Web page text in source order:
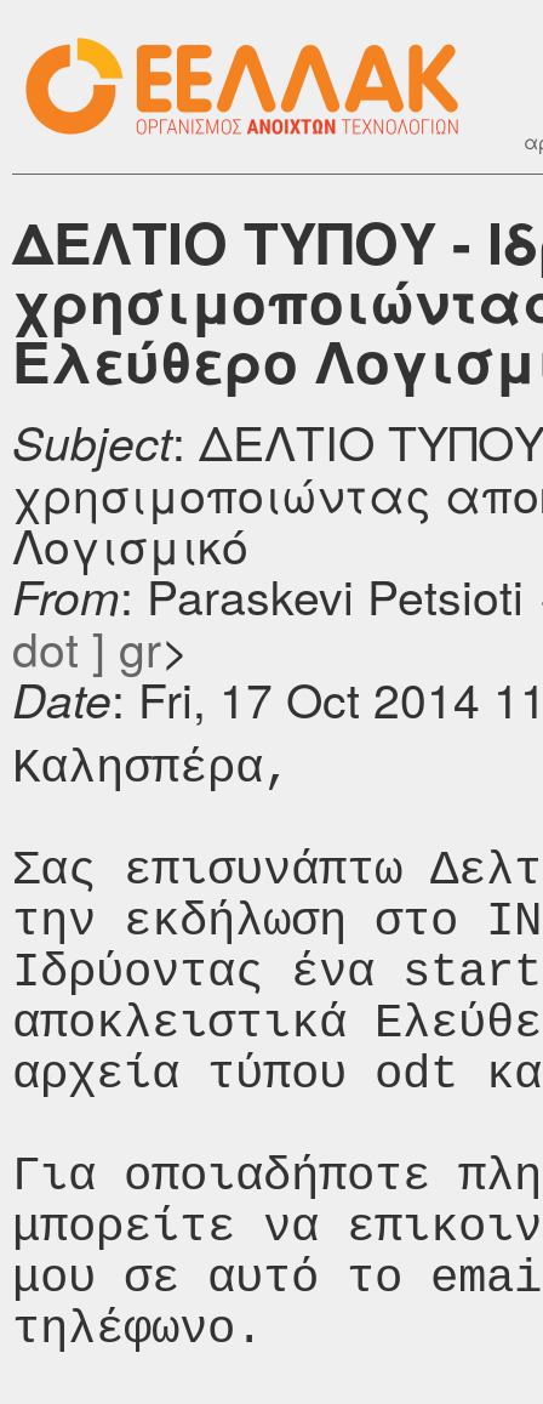
ΔΕΛΤΙΟ ΤΥΠΟΥ -
Ελεύθερο
Subject: ΔΕΛΤΙΟ
χρησιμοποιώντας
Λογισμικό
From: Paraskevi Petsioti
dot ] gr>
Date: Fri, 17 Oct 2014
Καλησπέρα,
Σας επισυνάπτω
την εκδήλωση στο
Ιδρύοντας ένα
αποκλειστικά
αρχεία τύπου odt
Για οποιαδήποτε
μπορείτε να
μου σε αυτό το
τηλέφωνο.